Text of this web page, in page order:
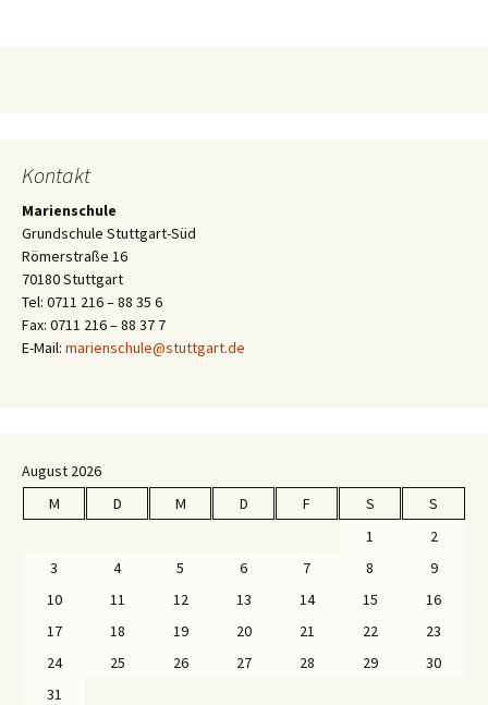
Kontakt
Marienschule
Grundschule Stuttgart-Süd
Römerstraße 16
70180 Stuttgart
Tel: 0711 216 – 88 35 6
Fax: 0711 216 – 88 37 7
E-Mail: marienschule@stuttgart.de
August 2026
M
D M D F S
S
1
2
3
4 5 6 7 8
9
10
11 12 13 14 15
16
17
18 19 20 21 22
23
24
25 26 27 28 29
30
31